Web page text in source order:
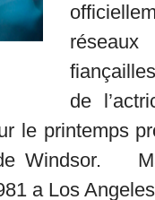
de
le printemps
Windsor.
a Los